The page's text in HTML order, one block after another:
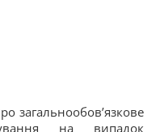
загальнообов’язкове
на випадок